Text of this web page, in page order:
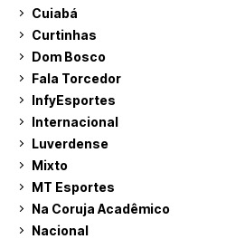
Cuiabá
Curtinhas
Dom Bosco
Fala Torcedor
InfyEsportes
Internacional
Luverdense
Mixto
MT Esportes
Na Coruja Acadêmico
Nacional